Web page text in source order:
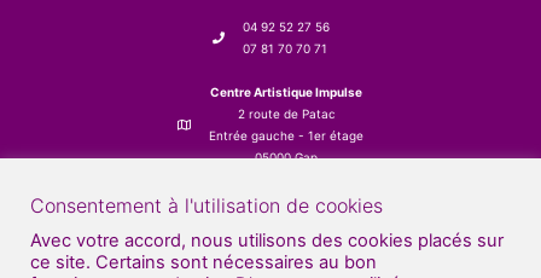
04 92 52 27 56
07 81 70 70 71
Centre Artistique Impulse
2 route de Patac
Entrée gauche - 1er étage
05000 Gap
Consentement à l'utilisation de cookies
Avec votre accord, nous utilisons des cookies placés sur
ce site. Certains sont nécessaires au bon